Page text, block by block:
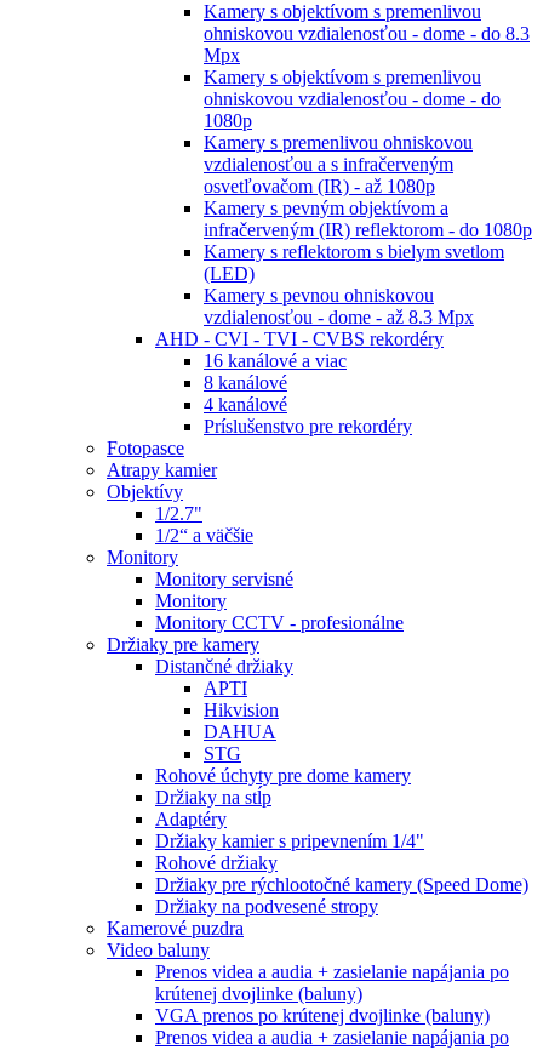
Kamery s objektívom s premenlivou
ohniskovou vzdialenosťou - dome - do 8.3
Mpx
Kamery s objektívom s premenlivou
ohniskovou vzdialenosťou - dome - do
1080p
Kamery s premenlivou ohniskovou
vzdialenosťou a s infračerveným
osvetľovačom (IR) - až 1080p
Kamery s pevným objektívom a
infračerveným (IR) reflektorom - do 1080p
Kamery s reflektorom s bielym svetlom
(LED)
Kamery s pevnou ohniskovou
vzdialenosťou - dome - až 8.3 Mpx
AHD - CVI - TVI - CVBS rekordéry
16 kanálové a viac
8 kanálové
4 kanálové
Príslušenstvo pre rekordéry
Fotopasce
Atrapy kamier
Objektívy
1/2.7"
1/2“ a väčšie
Monitory
Monitory servisné
Monitory
Monitory CCTV - profesionálne
Držiaky pre kamery
Distančné držiaky
APTI
Hikvision
DAHUA
STG
Rohové úchyty pre dome kamery
Držiaky na stĺp
Adaptéry
Držiaky kamier s pripevnením 1/4"
Rohové držiaky
Držiaky pre rýchlootočné kamery (Speed Dome)
Držiaky na podvesené stropy
Kamerové puzdra
Video baluny
Prenos videa a audia + zasielanie napájania po
krútenej dvojlinke (baluny)
VGA prenos po krútenej dvojlinke (baluny)
Prenos videa a audia + zasielanie napájania po